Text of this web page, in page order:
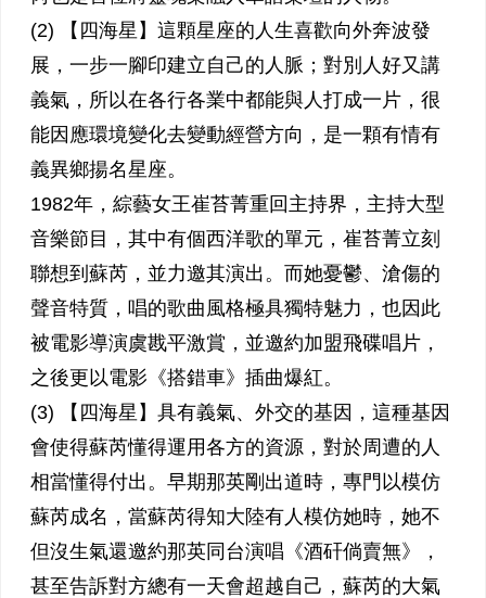
(2) 【四海星】這顆星座的人生喜歡向外奔波發
展，一步一腳印建立自己的人脈；對別人好又講
義氣，所以在各行各業中都能與人打成一片，很
能因應環境變化去變動經營方向，是一顆有情有
義異鄉揚名星座。
1982年，綜藝女王崔苔菁重回主持界，主持大型
音樂節目，其中有個西洋歌的單元，崔苔菁立刻
聯想到蘇芮，並力邀其演出。而她憂鬱、滄傷的
聲音特質，唱的歌曲風格極具獨特魅力，也因此
被電影導演虞戡平激賞，並邀約加盟飛碟唱片，
之後更以電影《搭錯車》插曲爆紅。
(3) 【四海星】具有義氣、外交的基因，這種基因
會使得蘇芮懂得運用各方的資源，對於周遭的人
相當懂得付出。早期那英剛出道時，專門以模仿
蘇芮成名，當蘇芮得知大陸有人模仿她時，她不
但沒生氣還邀約那英同台演唱《酒矸倘賣無》，
甚至告訴對方總有一天會超越自己，蘇芮的大氣